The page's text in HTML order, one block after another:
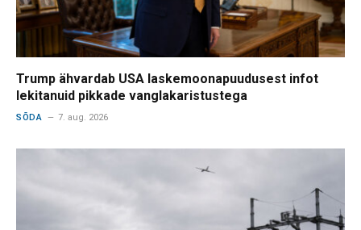
Trump ähvardab USA laskemoonapuudusest infot
lekitanuid pikkade vanglakaristustega
SÕDA 7. aug. 2026